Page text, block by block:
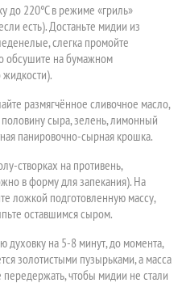
до 220°C в режиме «гриль»
есть). Достаньте мидии из
слегка промойте
обсушите на бумажном
размягчённое сливочное масло,
сыра, зелень, лимонный
панировочно-сырная крошка.
створках на противень,
в форму для запекания). На
ложкой подготовленную массу,
оставшимся сыром.
духовку на 5-8 минут, до момента,
золотистыми пузырьками, а масса
передержать, чтобы мидии не стали